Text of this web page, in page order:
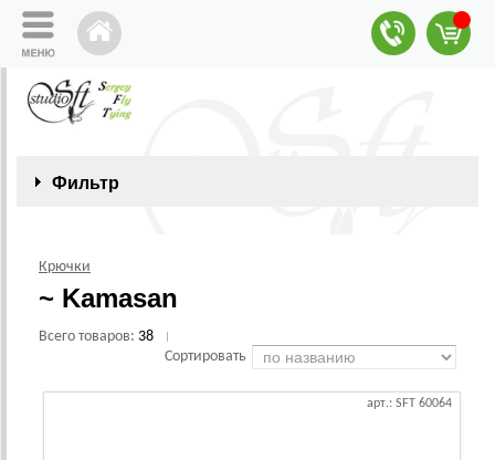
Фильтр
Крючки
~ Kamasan
Всего товаров: 38
Сортировать
арт.: SFT 60064